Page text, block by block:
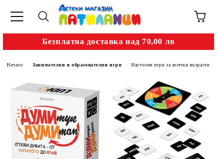
Безплатна доставка над 70,00 лв
Начало Занимателни и образователни игри Настолни игри за всички възрасти